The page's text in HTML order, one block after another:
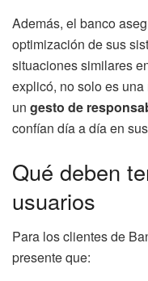
Además, el banco
optimización de sus
situaciones similares
explicó, no solo es
un gesto de
confían día a día en
Qué deben
usuarios
Para los clientes de
presente que: